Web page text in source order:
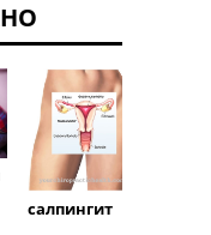
салпингит